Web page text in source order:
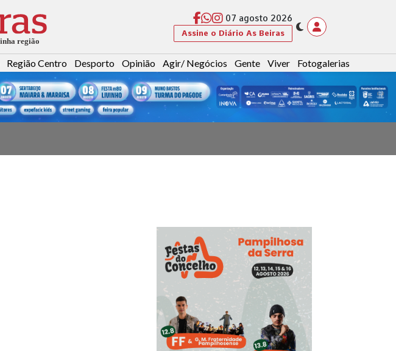
07 agosto 2026
Assine o Diário As Beiras
Região Centro Desporto Opinião Agir/ Negócios Gente Viver Fotogalerias